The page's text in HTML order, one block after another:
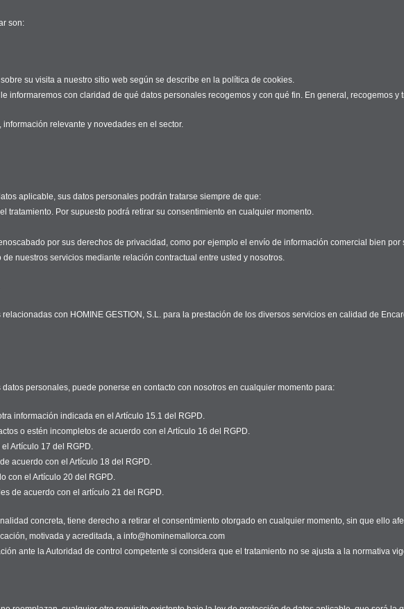
son:
su visita a nuestro sitio web según se describe en la política de cookies.
informaremos con claridad de qué datos personales recogemos y con qué fin. En general, recogemos
relevante y novedades en el sector.
aplicable, sus datos personales podrán tratarse siempre de que:
tratamiento. Por supuesto podrá retirar su consentimiento en cualquier momento.
por sus derechos de privacidad, como por ejemplo el envío de información comercial bien
nuestros servicios mediante relación contractual entre usted y nosotros.
con HOMINE GESTION, S.L. para la prestación de los diversos servicios en calidad de
personales, puede ponerse en contacto con nosotros en cualquier momento para:
información indicada en el Artículo 15.1 del RGPD.
o estén incompletos de acuerdo con el Artículo 16 del RGPD.
Artículo 17 del RGPD.
acuerdo con el Artículo 18 del RGPD.
con el Artículo 20 del RGPD.
de acuerdo con el artículo 21 del RGPD.
concreta, tiene derecho a retirar el consentimiento otorgado en cualquier momento, sin que ello
motivada y acreditada, a info@hominemallorca.com
ante la Autoridad de control competente si considera que el tratamiento no se ajusta a la normativa